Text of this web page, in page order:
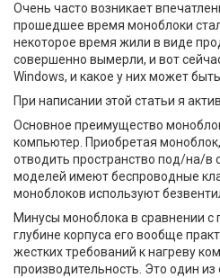
Dell 2
Hewlett Packard Enterprise 32
Товары и услуги
О нас
Отзывы
Очень часто возникает
прошедшее время моноблоки
некоторое время жили в виде
совершенно вымерли, и вот
Windows, и какое у них может
При написании этой статьи я
Основное преимущество
компьютер. Приобретая
отводить пространство под/на/в
моделей имеют беспроводные
моноблоков используют
Минусы моноблока в сравнении
глубине корпуса его вообще
жестких требований к нагреву
производительность. Это один